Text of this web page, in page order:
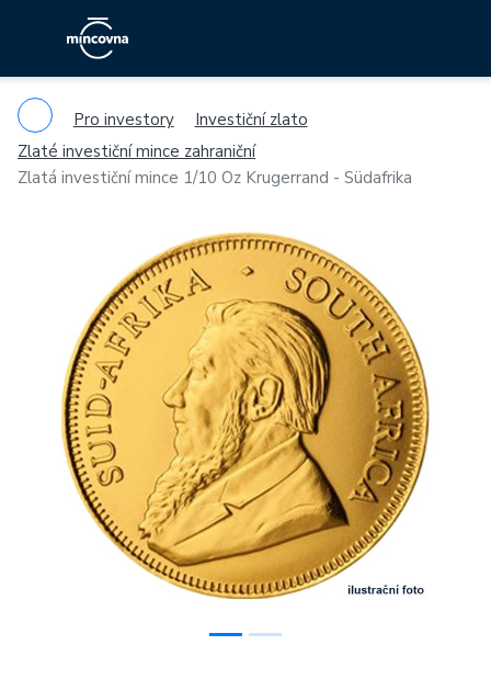
Pro investory
Investiční zlato
Zlaté investiční mince zahraniční
Zlatá investiční mince 1/10 Oz Krugerrand - Südafrika
Previous